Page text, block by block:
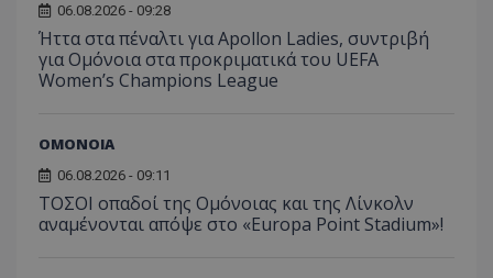
06.08.2026 - 09:28
Ήττα στα πέναλτι για Apollon Ladies, συντριβή
για Ομόνοια στα προκριματικά του UEFA
Women’s Champions League
ΟΜΟΝΟΙΑ
06.08.2026 - 09:11
ΤΟΣΟΙ οπαδοί της Ομόνοιας και της Λίνκολν
αναμένονται απόψε στο «Europa Point Stadium»!